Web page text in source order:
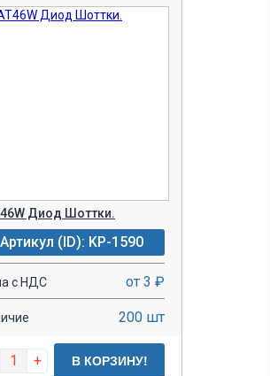
Диод Шоттки.
Артикул (ID): KP-1590
с НДС от 3 ₽
200 шт
+ В КОРЗИНУ!